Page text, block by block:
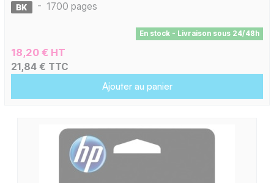
- 1700 pages
En stock - Livraison sous 24/48h
18,20 € HT
21,84 € TTC
Ajouter au panier